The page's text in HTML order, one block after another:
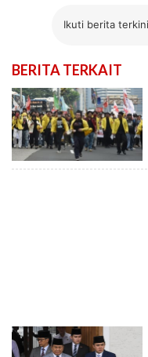
Ikuti berita
BERITA TERKAIT